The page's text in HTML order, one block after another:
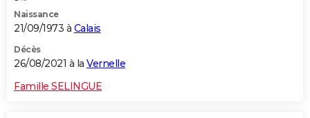
Naissance
21/09/1973 à Calais
Décès
26/08/2021 à la Vernelle
Famille SELINGUE